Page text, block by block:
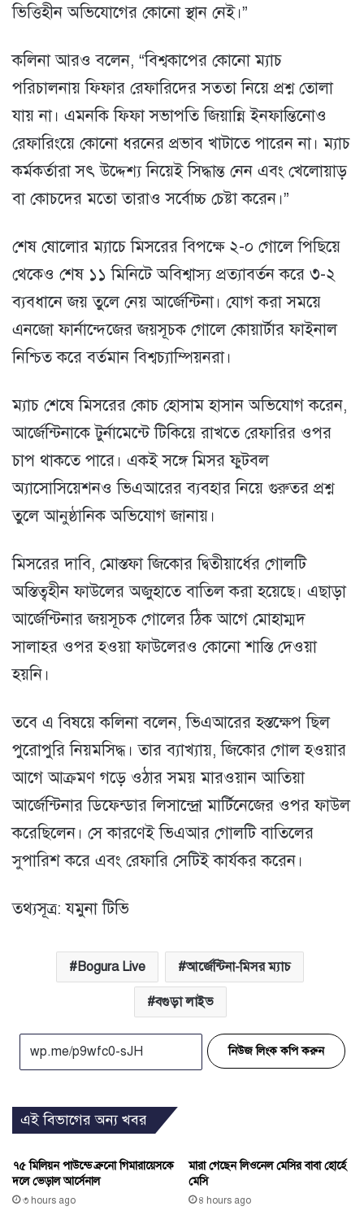
ভিত্তিহীন অভিযোগের কোনো স্থান নেই।”
কলিনা আরও বলেন, “বিশ্বকাপের কোনো ম্যাচ
পরিচালনায় ফিফার রেফারিদের সততা নিয়ে প্রশ্ন তোলা
যায় না। এমনকি ফিফা সভাপতি জিয়ান্নি ইনফান্তিনোও
রেফারিংয়ে কোনো ধরনের প্রভাব খাটাতে পারেন না। ম্যাচ
কর্মকর্তারা সৎ উদ্দেশ্য নিয়েই সিদ্ধান্ত নেন এবং খেলোয়াড়
বা কোচদের মতো তারাও সর্বোচ্চ চেষ্টা করেন।”
শেষ ষোলোর ম্যাচে মিসরের বিপক্ষে ২-০ গোলে পিছিয়ে
থেকেও শেষ ১১ মিনিটে অবিশ্বাস্য প্রত্যাবর্তন করে ৩-২
ব্যবধানে জয় তুলে নেয় আর্জেন্টিনা। যোগ করা সময়ে
এনজো ফার্নান্দেজের জয়সূচক গোলে কোয়ার্টার ফাইনাল
নিশ্চিত করে বর্তমান বিশ্বচ্যাম্পিয়নরা।
ম্যাচ শেষে মিসরের কোচ হোসাম হাসান অভিযোগ করেন,
আর্জেন্টিনাকে টুর্নামেন্টে টিকিয়ে রাখতে রেফারির ওপর
চাপ থাকতে পারে। একই সঙ্গে মিসর ফুটবল
অ্যাসোসিয়েশনও ভিএআরের ব্যবহার নিয়ে গুরুতর প্রশ্ন
তুলে আনুষ্ঠানিক অভিযোগ জানায়।
মিসরের দাবি, মোস্তফা জিকোর দ্বিতীয়ার্ধের গোলটি
অস্তিত্বহীন ফাউলের অজুহাতে বাতিল করা হয়েছে। এছাড়া
আর্জেন্টিনার জয়সূচক গোলের ঠিক আগে মোহাম্মদ
সালাহর ওপর হওয়া ফাউলেরও কোনো শাস্তি দেওয়া
হয়নি।
তবে এ বিষয়ে কলিনা বলেন, ভিএআরের হস্তক্ষেপ ছিল
পুরোপুরি নিয়মসিদ্ধ। তার ব্যাখ্যায়, জিকোর গোল হওয়ার
আগে আক্রমণ গড়ে ওঠার সময় মারওয়ান আতিয়া
আর্জেন্টিনার ডিফেন্ডার লিসান্দ্রো মার্টিনেজের ওপর ফাউল
করেছিলেন। সে কারণেই ভিএআর গোলটি বাতিলের
সুপারিশ করে এবং রেফারি সেটিই কার্যকর করেন।
তথ্যসূত্র: যমুনা টিভি
Bogura Live আর্জেন্টিনা-মিসর ম্যাচ
বগুড়া লাইভ
নিউজ লিংক কপি করুন
এই বিভাগের অন্য খবর
৭৫ মিলিয়ন পাউন্ডে ব্রুনো গিমারায়েসকে
দলে ভেড়াল আর্সেনাল
৩ hours ago
মারা গেছেন লিওনেল মেসির বাবা হোর্হে
মেসি
৪ hours ago